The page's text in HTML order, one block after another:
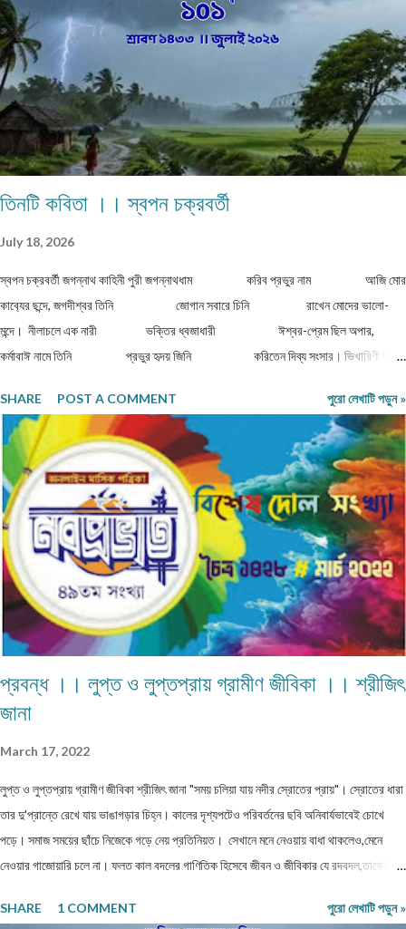
পিছিয়ে পড়া মানুষ গুলো! তাদের হয়না কোনো পরিবর্তন। আজ 71 বছর আজাদ হয়েও বোধহয় যে...
তিনটি কবিতা ।। স্বপন চক্রবর্তী
July 18, 2026
স্বপন চক্রবর্তী জগন্নাথ কাহিনী পুরী জগন্নাথধাম করিব প্রভুর নাম আজি মোর
কাব‍্যের ছন্দে, জগদীশ্বর তিনি জোগান সবারে চিনি রাখেন মোদের ভালো-
মন্দে। নীলাচলে এক নারী ভক্তির ধ্বজাধারী ঈশ্বর-প্রেম ছিল অপার,
কর্মাবাঈ নামে তিনি প্রভুর হৃদয় জিনি করিতেন দিব্য সংসার। ভিখারিণী অতি
SHARE
POST A COMMENT পুরো লেখাটি পড়ুন »
প্রবন্ধ ।। লুপ্ত ও লুপ্তপ্রায় গ্রামীণ জীবিকা ।। শ্রীজিৎ
জানা
March 17, 2022
লুপ্ত ও লুপ্তপ্রায় গ্রামীণ জীবিকা শ্রীজিৎ জানা "সময় চলিয়া যায় নদীর স্রোতের প্রায়"। স্রোতের ধারা
তার দু'প্রান্তে রেখে যায় ভাঙাগড়ার চিহ্ন। কালের দৃশ্যপটেও পরিবর্তনের ছবি অনিবার্যভাবেই চোখে
পড়ে। সমাজ সময়ের ছাঁচে নিজেকে গড়ে নেয় প্রতিনিয়ত। সেখানে মনে নেওয়ায় বাধা থাকলেও,মেনে
নেওয়ার গাজোয়ারি চলে না। ফলত কাল বদলের গাণিতিক হিসেবে জীবন ও জীবিকার যে রদবদল,তাকেই
আজকে যা অত্যাবশ্যকীয় কাল তার বিকল্প রূপ পেতে পারে অথবা তা অনাবশ্যক হওয়াও স্বাভাবিক।
SHARE 1 COMMENT পুরো লেখাটি পড়ুন »